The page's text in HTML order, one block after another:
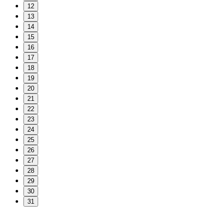
12
13
14
15
16
17
18
19
20
21
22
23
24
25
26
27
28
29
30
31